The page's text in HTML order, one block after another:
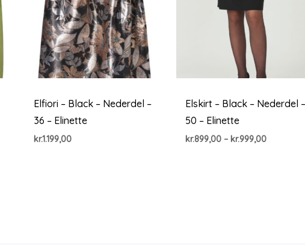
Elfiori – Black – Nederdel –
36 – Elinette
kr.1.199,00
Elskirt – Black – Nederdel –
50 – Elinette
kr.899,00 – kr.999,00